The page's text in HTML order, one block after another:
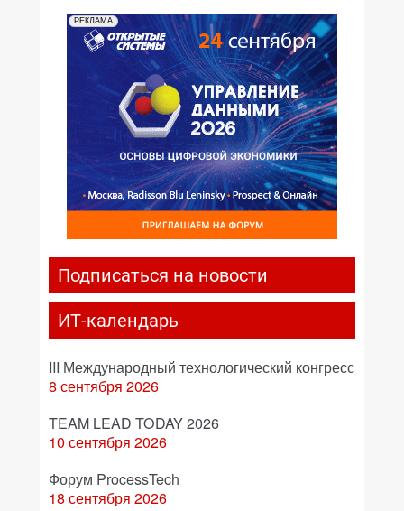
РЕКЛАМА
Подписаться на новости
ИТ-календарь
III Международный технологический конгресс
8 сентября 2026
TEAM LEAD TODAY 2026
10 сентября 2026
Форум ProcessTech
18 сентября 2026